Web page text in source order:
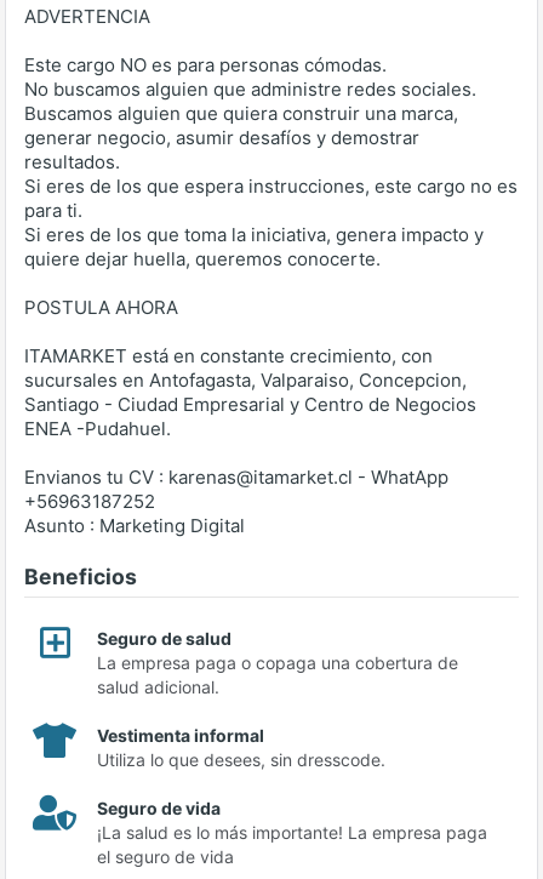
ADVERTENCIA
Este cargo NO es para personas cómodas.
No buscamos alguien que administre redes sociales.
Buscamos alguien que quiera construir una marca,
generar negocio, asumir desafíos y demostrar
resultados.
Si eres de los que espera instrucciones, este cargo no es
para ti.
Si eres de los que toma la iniciativa, genera impacto y
quiere dejar huella, queremos conocerte.
POSTULA AHORA
ITAMARKET está en constante crecimiento, con
sucursales en Antofagasta, Valparaiso, Concepcion,
Santiago - Ciudad Empresarial y Centro de Negocios
ENEA -Pudahuel.
Envianos tu CV : karenas@itamarket.cl - WhatApp
+56963187252
Asunto : Marketing Digital
Beneficios
Seguro de salud
La empresa paga o copaga una cobertura de
salud adicional.
Vestimenta informal
Utiliza lo que desees, sin dresscode.
Seguro de vida
¡La salud es lo más importante! La empresa paga
el seguro de vida